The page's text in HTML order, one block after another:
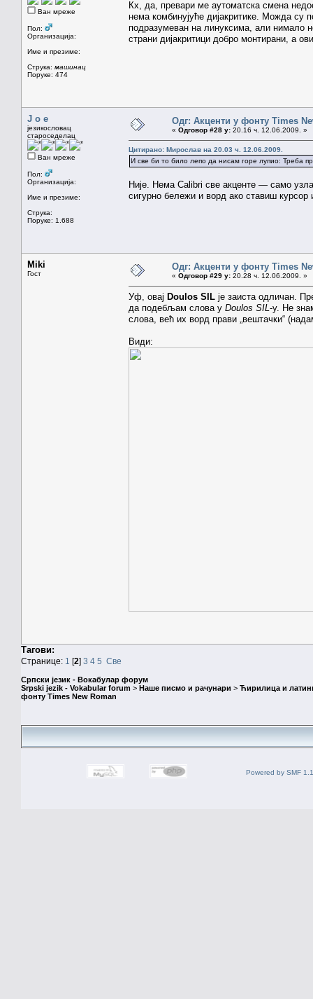
Ван мреже
Пол:
Организација:
Име и презиме:
Струка: машинац
Поруке: 474
Кх, да, превари ме аутоматска смена
нема комбинујуће дијакритике. Можда су
подразумеван на линуксима, али нимало
страни дијакритици добро монтирани, а
J o e
језикословац
староседелац
Ван мреже
Пол:
Организација:
Име и презиме:
Струка:
Поруке: 1.688
Одг: Акценти у фонту Times
« Одговор #28 у: 20.16 ч. 12.06.2009. »
Цитирано: Мирослав на 20.03 ч. 12.06.2009.
И све би то било лепо да нисам горе лупио: Треба
Није. Нема Calibri све акценте — само
сигурно бележи и ворд ако ставиш курсор
Miki
Гост
Одг: Акценти у фонту Times
« Одговор #29 у: 20.28 ч. 12.06.2009. »
Уф, овај Doulos SIL је заиста одличан.
да подебљам слова у Doulos SIL -у. Не
слова, већ их ворд прави „вештачки“
Види:
Тагови:
Странице: 1 [2] 3 4 5 Све
Српски језик - Вокабулар форум
Srpski jezik - Vokabular forum > Наше писмо и рачунари > Ћирилица и
фонту Times New Roman
Powered by SMF